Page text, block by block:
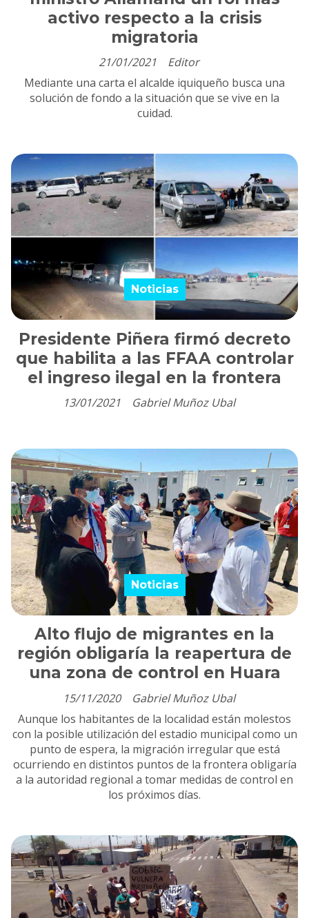
activo respecto a la crisis
migratoria
Editor
21/01/2021
Mediante una carta el alcalde iquiqueño busca una
solución de fondo a la situación que se vive en la
cuidad.
Presidente Piñera firmó decreto
que habilita a las FFAA controlar
el ingreso ilegal en la frontera
Gabriel Muñoz Ubal
Noticias
13/01/2021
Alto flujo de migrantes en la
región obligaría la reapertura de
una zona de control en Huara
Gabriel Muñoz Ubal
Noticias
15/11/2020
Aunque los habitantes de la localidad están molestos
con la posible utilización del estadio municipal como un
punto de espera, la migración irregular que está
ocurriendo en distintos puntos de la frontera obligaría
a la autoridad regional a tomar medidas de control en
los próximos días.